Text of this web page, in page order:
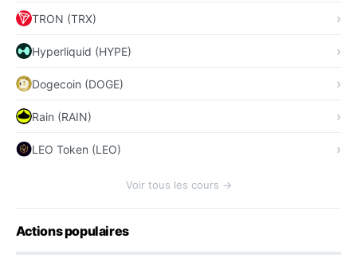
TRON (TRX)
Hyperliquid (HYPE)
Dogecoin (DOGE)
Rain (RAIN)
LEO Token (LEO)
Voir tous les cours →
Actions populaires